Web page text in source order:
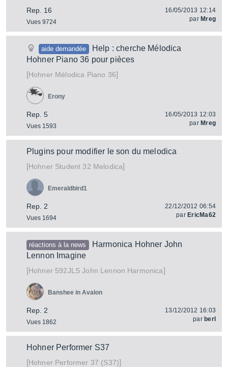
Rep. 16
Vues 9724
16/05/2013 12:14
par Mreg
aide demandée
Help : cherche Mélodica
Hohner Piano 36 pour pièces
[HohnerMélodica Piano 36]
Rep. 5
Vues 1593
Erony
16/05/2013 12:03
par Mreg
Plugins pour modifier le son du melodica
[HohnerStudent 32 Melodica]
Rep. 2
Vues 1694
Emeraldbird1
22/12/2012 06:54
par EricMa62
réactions à la news
Harmonica Hohner John
Lennon Imagine
[Hohner592JLS John Lennon Harmonica]
Rep. 2
Vues 1862
Banshee in Avalon
13/12/2012 16:03
par berl
Hohner Performer S37
[HohnerPerformer 37 (S37)]